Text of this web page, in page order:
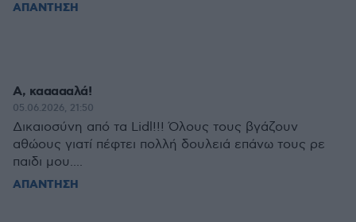
ΑΠΑΝΤΗΣΗ
Α, καααααλά!
05.06.2026, 21:50
Δικαιοσύνη από τα Lidl!!! Όλους τους βγάζουν
αθώους γιατί πέφτει πολλή δουλειά επάνω τους ρε
παιδι μου....
ΑΠΑΝΤΗΣΗ